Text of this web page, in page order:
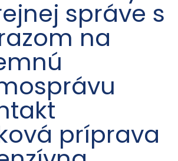
správe s
na
príprava